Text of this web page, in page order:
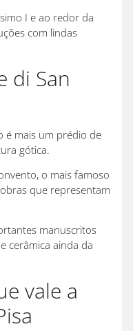
I e ao redor da
com lindas
di San
é mais um prédio de
gótica.
o mais famoso
que representam
manuscritos
cerâmica ainda da
vale a